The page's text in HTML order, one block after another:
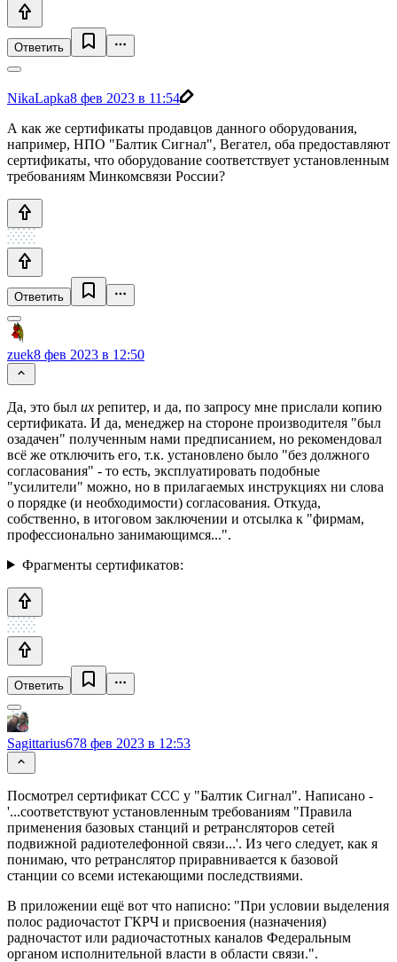
Ответить
NikaLapka8 фев 2023 в 11:54
А как же сертификаты продавцов данного оборудования,
например, НПО "Балтик Сигнал", Вегател, оба предоставляют
сертификаты, что оборудование соответствует установленным
требованиям Минкомсвязи России?
Ответить
zuek8 фев 2023 в 12:50
Да, это был их репитер, и да, по запросу мне прислали копию
сертификата. И да, менеджер на стороне производителя "был
озадачен" полученным нами предписанием, но рекомендовал
всё же отключить его, т.к. установлено было "без должного
согласования" - то есть, эксплуатировать подобные
"усилители" можно, но в прилагаемых инструкциях ни слова
о порядке (и необходимости) согласования. Откуда,
собственно, в итоговом заключении и отсылка к "фирмам,
профессионально занимающимся...".
Фрагменты сертификатов:
Ответить
Sagittarius678 фев 2023 в 12:53
Посмотрел сертификат ССС у "Балтик Сигнал". Написано -
'...соответствуют установленным требованиям "Правила
применения базовых станций и ретрансляторов сетей
подвижной радиотелефонной связи...'. Из чего следует, как я
понимаю, что ретранслятор приравнивается к базовой
станции со всеми истекающими последствиями.
В приложении ещё вот что написно: "При условии выделения
полос радиочастот ГКРЧ и присвоения (назначения)
радночастот или радиочастотных каналов Федеральным
органом исполнительной власти в области связи.".